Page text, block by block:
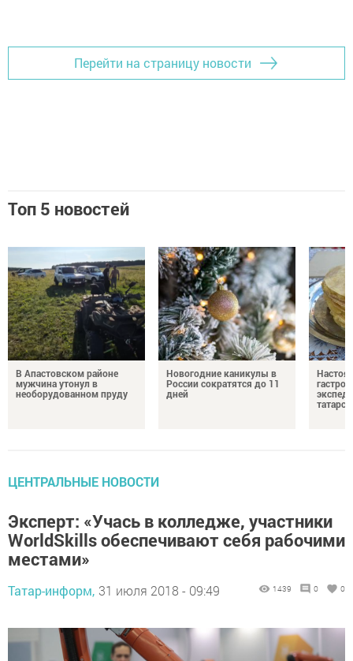
Перейти на страницу новости
Топ 5 новостей
В Апастовском районе
мужчина утонул в
необорудованном пруду
Новогодние каникулы в
России сократятся до 11
дней
ЦЕНТРАЛЬНЫЕ НОВОСТИ
Эксперт: «Учась в колледже, участники
WorldSkills обеспечивают себя рабочими
местами»
Татар-информ, 31 июля 2018 - 09:49 1439 0 0